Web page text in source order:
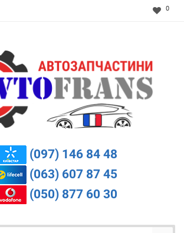
0
(097) 146 84 48
(063) 607 87 45
(050) 877 60 30